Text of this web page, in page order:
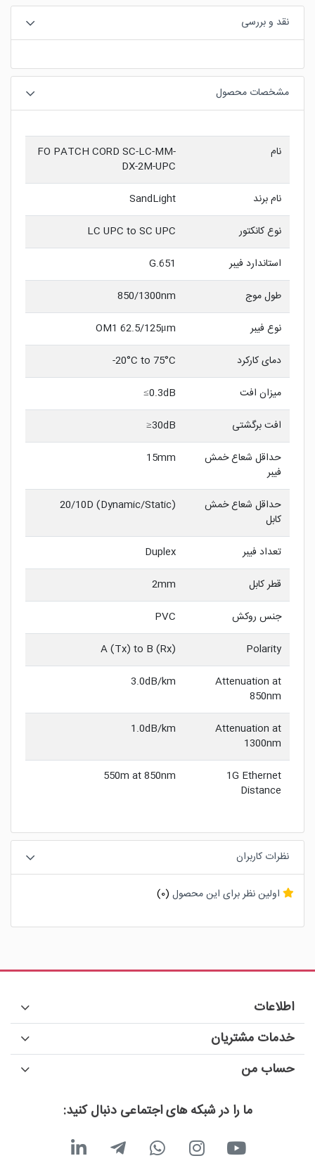
نقد و بررسی
مشخصات محصول
نام
FO PATCH CORD SC-LC-MM-
DX-2M-UPC
نام برند
SandLight
نوع کانکتور
LC UPC to SC UPC
استاندارد فیبر
G.651
طول موج
850/1300nm
نوع فیبر
OM1 62.5/125μm
دمای کارکرد
20°C to 75°C-
میزان افت
0.3dB≥
افت برگشتی
30dB≤
حداقل شعاع خمش
فیبر
15mm
حداقل شعاع خمش
کابل
20/10D (Dynamic/Static)
تعداد فیبر
Duplex
قطر کابل
2mm
جنس روکش
PVC
Polarity
A (Tx) to B (Rx)
Attenuation at
850nm
3.0dB/km
Attenuation at
1300nm
1.0dB/km
1G Ethernet
Distance
550m at 850nm
نظرات کاربران
اولین نظر برای این محصول (0)
ما را در شبکه های اجتماعی دنبال کنید:
اطلاعات
خدمات مشتریان
حساب من